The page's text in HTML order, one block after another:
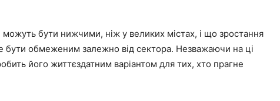
бути нижчими, ніж у великих містах, і що зростання
бути обмеженим залежно від сектора. Незважаючи на ці
його життєздатним варіантом для тих, хто прагне